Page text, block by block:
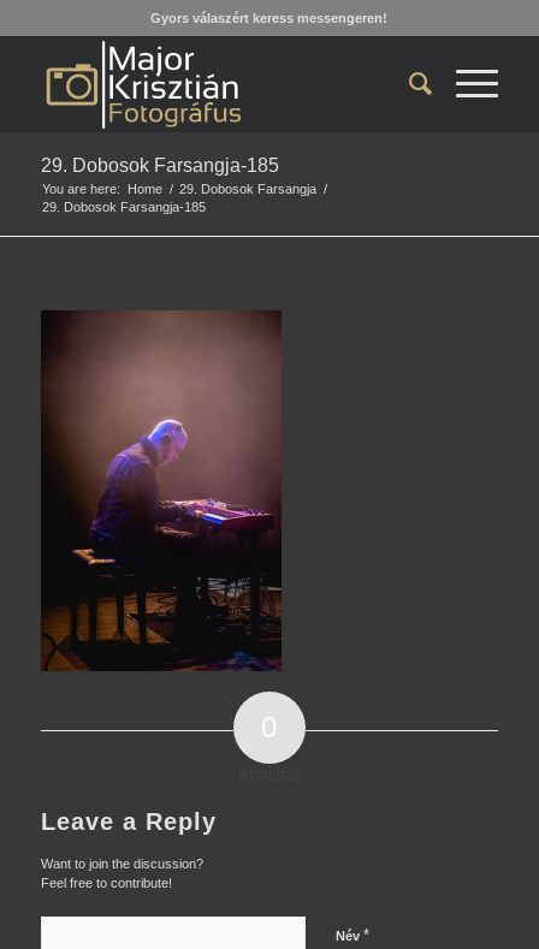
Gyors válaszért keress messengeren!
29. Dobosok Farsangja-185
You are here: Home / 29. Dobosok Farsangja /
29. Dobosok Farsangja-185
0
Leave a Reply
Want to join the discussion?
Feel free to contribute!
Név *